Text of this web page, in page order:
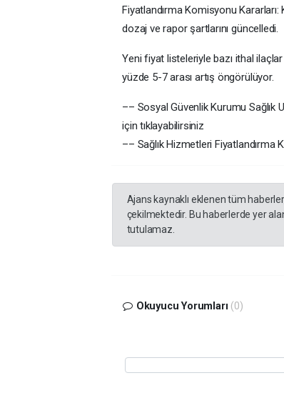
Fiyatlandırma Komisyonu
dozaj ve rapor şartlarını güncelledi.
Yeni fiyat listeleriyle bazı ithal
yüzde 5-7 arası artış öngörülüyor.
–– Sosyal Güvenlik Kurumu Sağlık
için tıklayabilirsiniz
–– Sağlık Hizmetleri Fiyatlandırma
Ajans kaynaklı eklenen tüm
çekilmektedir. Bu haberlerde yer
tutulamaz.
Okuyucu Yorumları (0)